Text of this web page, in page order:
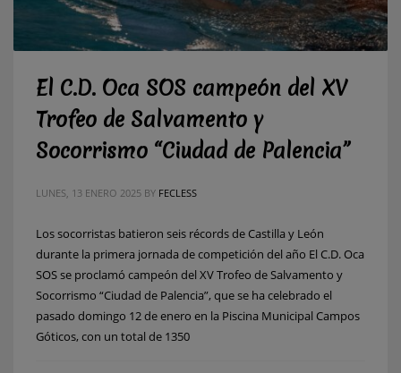
El C.D. Oca SOS campeón del XV
Trofeo de Salvamento y
Socorrismo “Ciudad de Palencia”
LUNES, 13 ENERO 2025 BY FECLESS
Los socorristas batieron seis récords de Castilla y León
durante la primera jornada de competición del año El C.D. Oca
SOS se proclamó campeón del XV Trofeo de Salvamento y
Socorrismo “Ciudad de Palencia”, que se ha celebrado el
pasado domingo 12 de enero en la Piscina Municipal Campos
Góticos, con un total de 1350